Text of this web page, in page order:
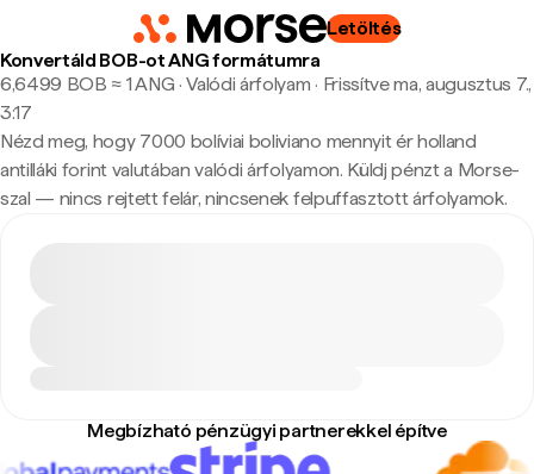
Letöltés
Konvertáld BOB-ot ANG formátumra
6,6499 BOB ≈ 1 ANG · Valódi árfolyam · Frissítve ma, augusztus 7.,
3:17
Nézd meg, hogy 7000 bolíviai boliviano mennyit ér holland
antilláki forint valutában valódi árfolyamon. Küldj pénzt a Morse-
szal — nincs rejtett felár, nincsenek felpuffasztott árfolyamok.
Megbízható pénzügyi partnerekkel építve